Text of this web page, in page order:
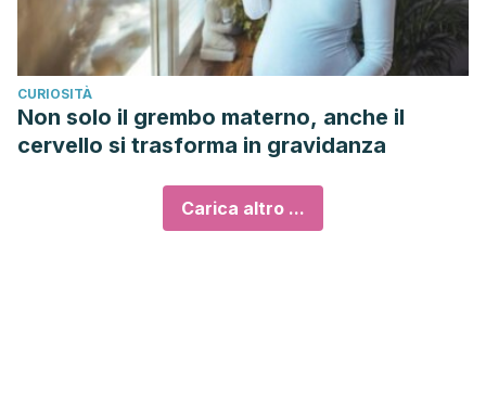
CURIOSITÀ
Non solo il grembo materno, anche il
cervello si trasforma in gravidanza
Carica altro ...